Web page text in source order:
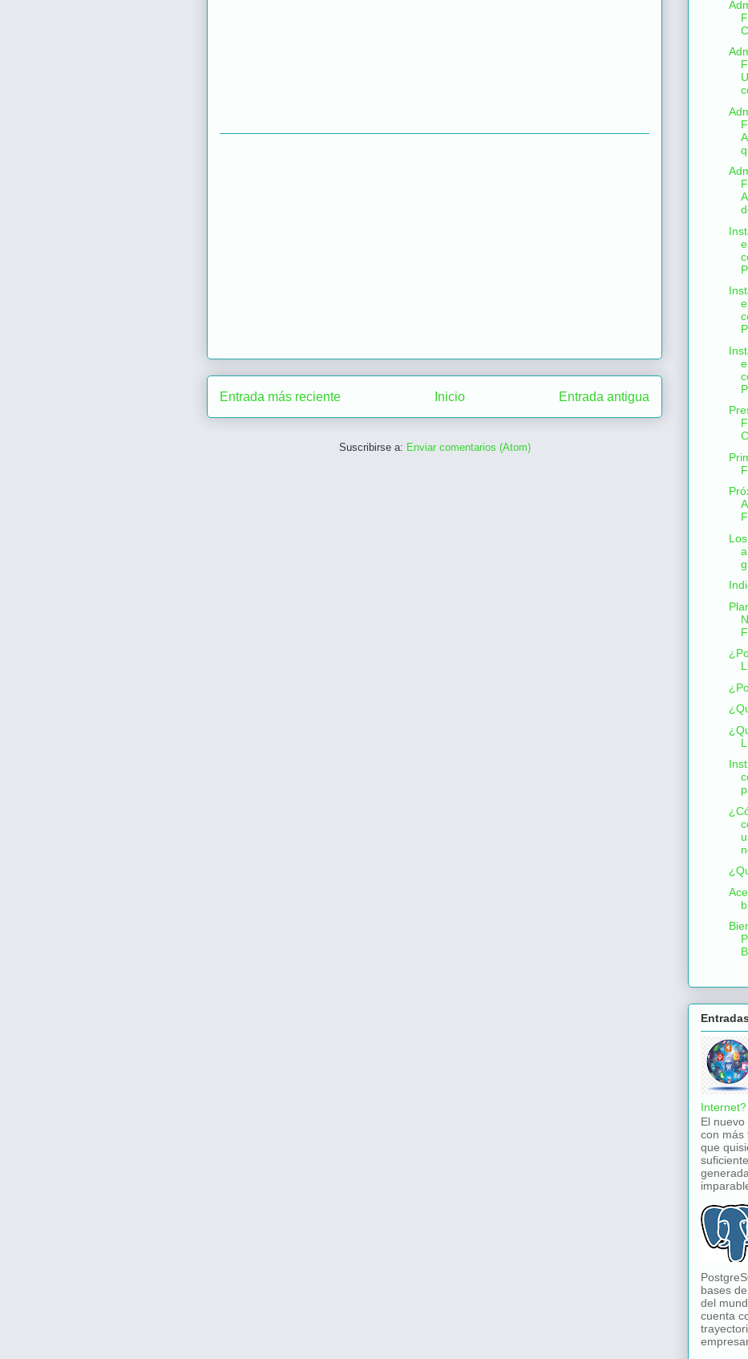
Entrada más reciente Entrada antigua
Inicio
Suscribirse a: Enviar comentarios (Atom)
Internet?
El
con más
que
bases
del
cuenta